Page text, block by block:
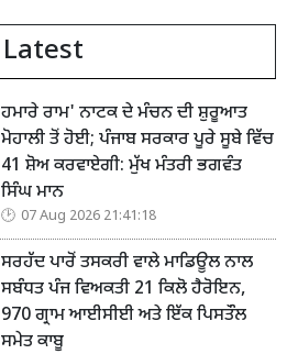
Latest
ਹਮਾਰੇ ਰਾਮ' ਨਾਟਕ ਦੇ ਮੰਚਨ ਦੀ ਸ਼ੁਰੂਆਤ
ਮੋਹਾਲੀ ਤੋਂ ਹੋਈ; ਪੰਜਾਬ ਸਰਕਾਰ ਪੂਰੇ ਸੂਬੇ ਵਿੱਚ
41 ਸ਼ੋਅ ਕਰਵਾਏਗੀ: ਮੁੱਖ ਮੰਤਰੀ ਭਗਵੰਤ
ਸਿੰਘ ਮਾਨ
07 Aug 2026 21:41:18
ਸਰਹੱਦ ਪਾਰੋਂ ਤਸਕਰੀ ਵਾਲੇ ਮਾਡਿਊਲ ਨਾਲ
ਸਬੰਧਤ ਪੰਜ ਵਿਅਕਤੀ 21 ਕਿਲੋ ਹੈਰੋਇਨ,
970 ਗ੍ਰਾਮ ਆਈਸੀਈ ਅਤੇ ਇੱਕ ਪਿਸਤੌਲ
ਸਮੇਤ ਕਾਬੂ